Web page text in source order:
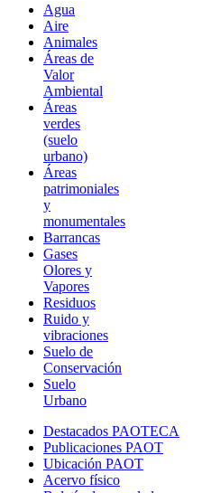
Agua
Aire
Animales
Áreas de
Valor
Ambiental
Áreas
verdes
(suelo
urbano)
Áreas
patrimoniales
y
monumentales
Barrancas
Gases
Olores y
Vapores
Residuos
Ruido y
vibraciones
Suelo de
Conservación
Suelo
Urbano
Destacados PAOTECA
Publicaciones PAOT
Ubicación PAOT
Acervo físico